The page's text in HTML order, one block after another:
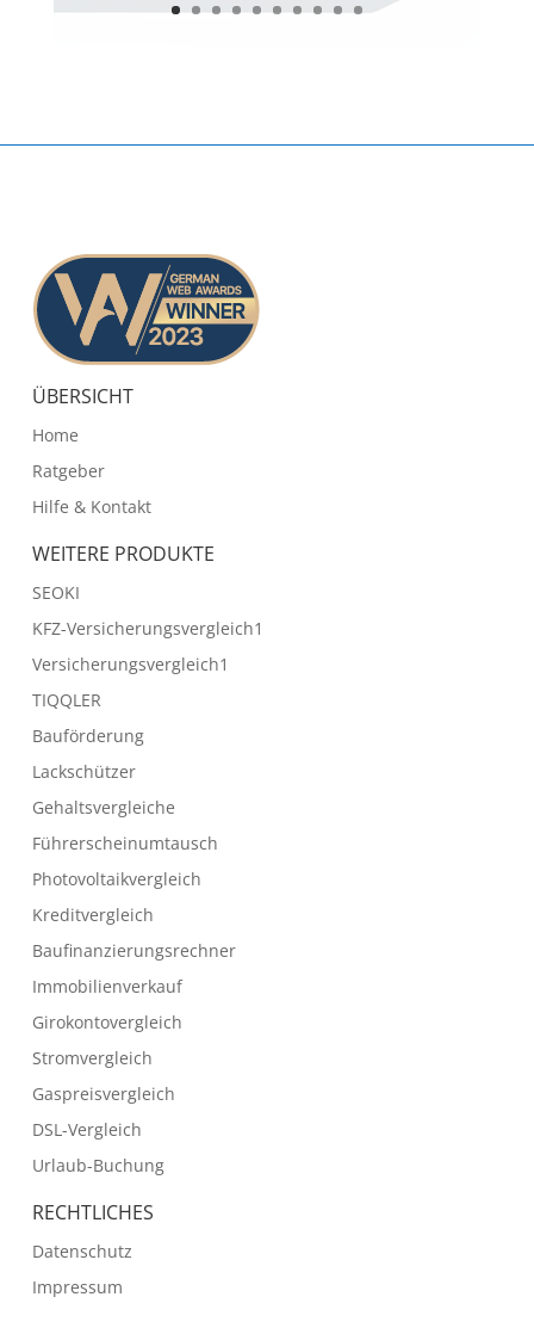
ÜBERSICHT
Home
Ratgeber
Hilfe & Kontakt
WEITERE PRODUKTE
SEOKI
KFZ-Versicherungsvergleich1
Versicherungsvergleich1
TIQQLER
Bauförderung
Lackschützer
Gehaltsvergleiche
Führerscheinumtausch
Photovoltaikvergleich
Kreditvergleich
Baufinanzierungsrechner
Immobilienverkauf
Girokontovergleich
Stromvergleich
Gaspreisvergleich
DSL-Vergleich
Urlaub-Buchung
RECHTLICHES
Datenschutz
Impressum